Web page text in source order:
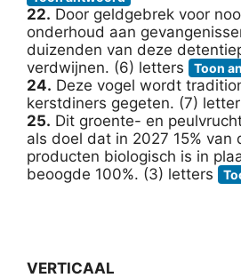
22. Door geldgebrek voor
onderhoud aan
duizenden van deze
verdwijnen. (6) letters
Toon
24. Deze vogel wordt
kerstdiners gegeten. (7)
25. Dit groente- en
als doel dat in 2027 15% van
producten biologisch is in
beoogde 100%. (3) letters
VERTICAAL